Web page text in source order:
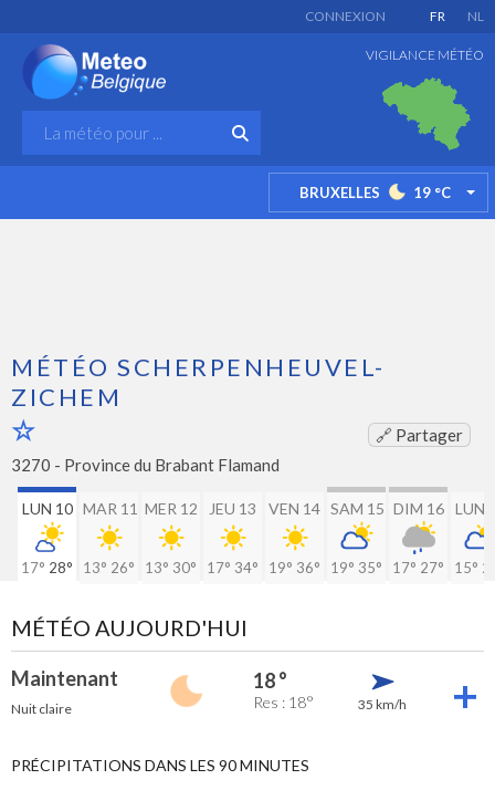
FR NL
CONNEXION
VIGILANCE MÉTÉO
BRUXELLES 19 °C
MÉTÉO SCHERPENHEUVEL-
ZICHEM
🔗 Partager
3270 - Province du Brabant Flamand
LUN 10
17° 28°
MAR 11
13° 26°
MER 12
13° 30°
JEU 13
17° 34°
VEN 14
19° 36°
SAM 15
19° 35°
DIM 16
17° 27°
LUN
15°
MÉTÉO AUJOURD'HUI
Maintenant
Nuit claire
18 °
Res : 18° 35 km/h
PRÉCIPITATIONS DANS LES 90 MINUTES